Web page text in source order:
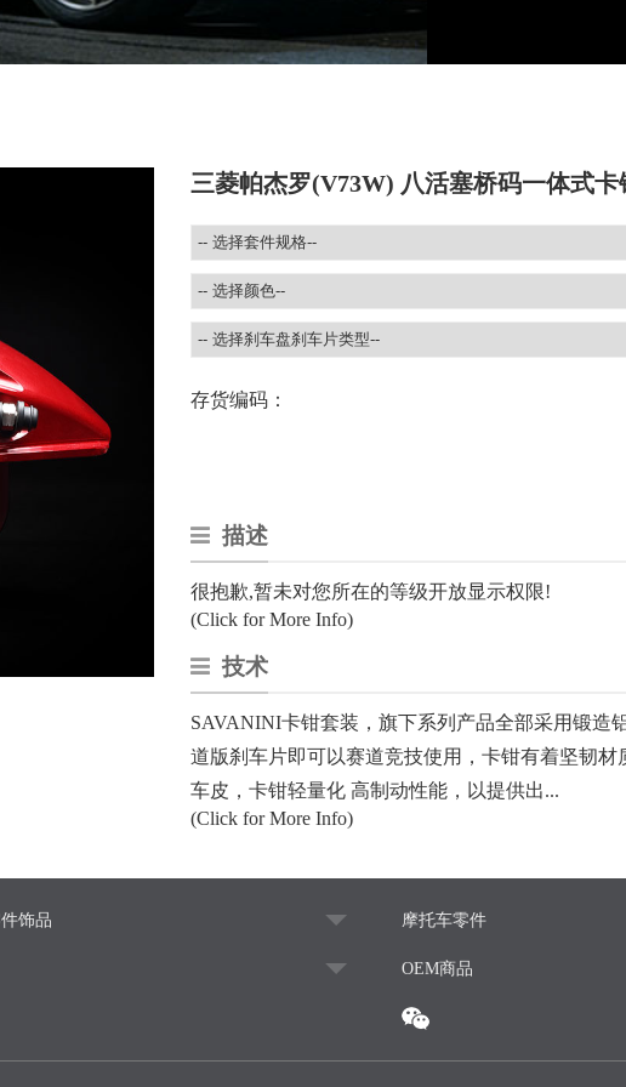
三菱帕杰罗(V73W) 八活塞桥码一体式卡
存货编码：
描述
很抱歉,暂未对您所在的等级开放显示权限!
(Click for More Info)
技术
SAVANINI卡钳套装，旗下系列产品全部采用锻造
道版刹车片即可以赛道竞技使用，卡钳有着坚韧材
车皮，卡钳轻量化 高制动性能，以提供出...
(Click for More Info)
饰品 摩托车零件
OEM商品